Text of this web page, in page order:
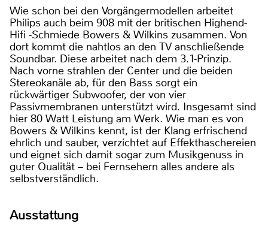
Wie schon bei den Vorgängermodellen arbeitet
Philips auch beim 908 mit der britischen Highend-
Hifi -Schmiede Bowers & Wilkins zusammen. Von
dort kommt die nahtlos an den TV anschließende
Soundbar. Diese arbeitet nach dem 3.1-Prinzip.
Nach vorne strahlen der Center und die beiden
Stereokanäle ab, für den Bass sorgt ein
rückwärtiger Subwoofer, der von vier
Passivmembranen unterstützt wird. Insgesamt sind
hier 80 Watt Leistung am Werk. Wie man es von
Bowers & Wilkins kennt, ist der Klang erfrischend
ehrlich und sauber, verzichtet auf Effekthaschereien
und eignet sich damit sogar zum Musikgenuss in
guter Qualität – bei Fernsehern alles andere als
selbstverständlich.
Ausstattung